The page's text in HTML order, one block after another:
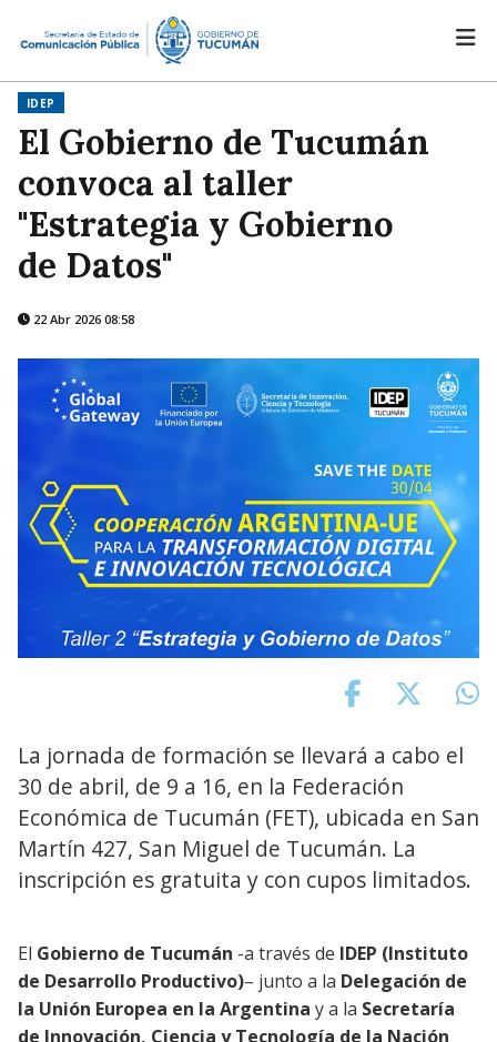
IDEP
El Gobierno de Tucumán
convoca al taller
"Estrategia y Gobierno
de Datos"
22 Abr 2026 08:58
La jornada de formación se llevará a cabo el
30 de abril, de 9 a 16, en la Federación
Económica de Tucumán (FET), ubicada en San
Martín 427, San Miguel de Tucumán. La
inscripción es gratuita y con cupos limitados.
El Gobierno de Tucumán -a través de IDEP (Instituto
de Desarrollo Productivo)– junto a la Delegación de
la Unión Europea en la Argentina y a la Secretaría
de Innovación, Ciencia y Tecnología de la Nación